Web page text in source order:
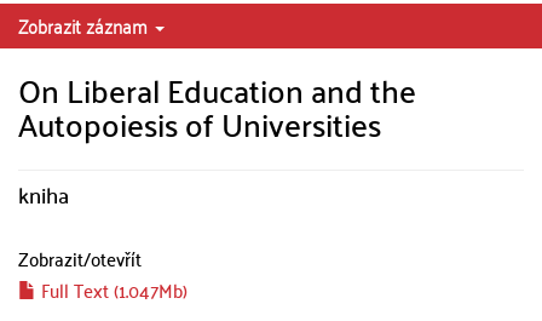
Zobrazit záznam
On Liberal Education and the
Autopoiesis of Universities
kniha
Zobrazit/otevřít
Full Text (1.047Mb)